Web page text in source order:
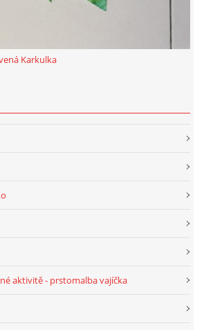
- PODZIM
- ZIMA
JARO, LÉTO, PODZIM,ZIMA
Karkulka
aktivitě - prstomalba vajíčka